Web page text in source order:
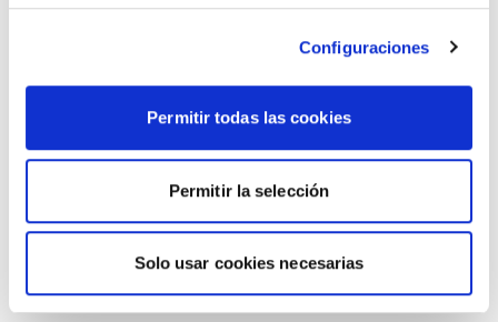
Configuraciones
Permitir todas las cookies
Permitir la selección
Solo usar cookies necesarias